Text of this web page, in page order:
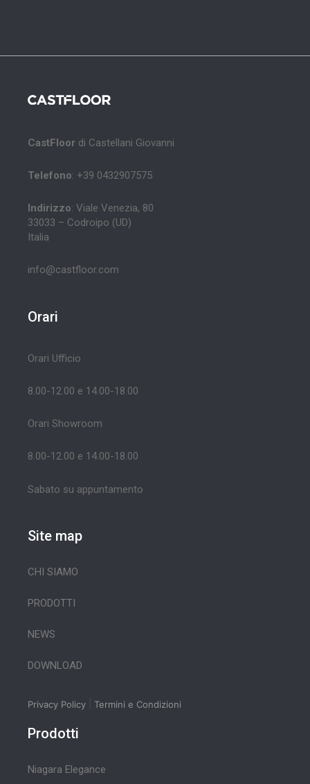
CastFloor di Castellani Giovanni
Telefono: +39 0432907575
Indirizzo: Viale Venezia, 80
33033 – Codroipo (UD)
Italia
info@castfloor.com
Orari
Orari Ufficio
8.00-12.00 e 14.00-18.00
Orari Showroom
8.00-12.00 e 14.00-18.00
Sabato su appuntamento
Site map
CHI SIAMO
PRODOTTI
NEWS
DOWNLOAD
Privacy Policy Termini e Condizioni
Prodotti
Niagara Elegance